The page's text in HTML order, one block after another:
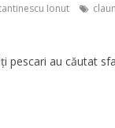
Ionut
pescari au căutat